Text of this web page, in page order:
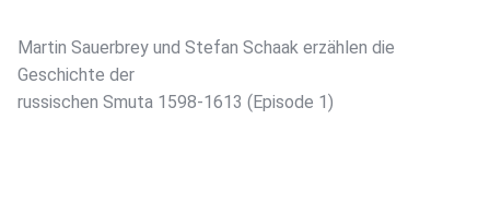
Martin Sauerbrey und Stefan Schaak erzählen die
Geschichte der
russischen Smuta 1598-1613 (Episode 1)